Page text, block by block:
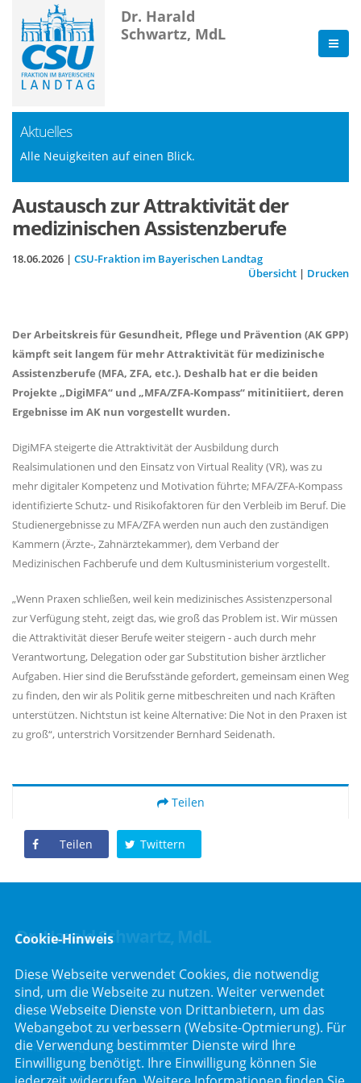
Dr. Harald
Schwartz, MdL
Aktuelles
Alle Neuigkeiten auf einen Blick.
Austausch zur Attraktivität der
medizinischen Assistenzberufe
18.06.2026 | CSU-Fraktion im Bayerischen Landtag
Übersicht | Drucken
Der Arbeitskreis für Gesundheit, Pflege und Prävention (AK GPP)
kämpft seit langem für mehr Attraktivität für medizinische
Assistenzberufe (MFA, ZFA, etc.). Deshalb hat er die beiden
Projekte
DigiMFA“ undMFA/ZFA-Kompass“ mitinitiiert, deren
Ergebnisse im AK nun vorgestellt wurden.
DigiMFAsteigerte die Attraktivität der Ausbildung durch
Realsimulationen und den Einsatz von Virtual Reality (VR), was zu
mehr digitaler Kompetenz und Motivation führte; MFA/ZFA-Kompass
identifizierte Schutz- und Risikofaktoren für den Verbleib im Beruf. Die
Studienergebnisse zu MFA/ZFA werden nun auch den zuständigen
Kammern (Ärzte-, Zahnärztekammer), dem Verband der
Medizinischen Fachberufe und dem Kultusministerium vorgestellt.
Wenn Praxen schließen, weil kein medizinisches Assistenzpersonal
zur Verfügung steht, zeigt das, wie groß das Problem ist. Wir müssen
die Attraktivität dieser Berufe weiter steigern - auch durch mehr
Verantwortung, Delegation oder gar Substitution bisher ärztlicher
Aufgaben. Hier sind die Berufsstände gefordert, gemeinsam einen Weg
zu finden, den wir als Politik gerne mitbeschreiten und nach Kräften
unterstützen. Nichtstun ist keine Alternative: Die Not in den Praxen ist
zu groß“, unterstrich Vorsitzender Bernhard Seidenath.
Teilen
Teilen Twittern
Dr. Harald Schwartz, MdL
Bayreuther Straße 6
92237 Sulzbach-Rosenberg
Telefon :+49 (9661) 9065865
Telefax : +49 (9661) 9065866
E-Mail :info@harald-schwartz.de
Cookie-Hinweis
Diese Webseite verwendet Cookies, die notwendig
sind, um die Webseite zu nutzen. Weiter verwendet
diese Webseite Dienste von Drittanbietern, um das
Webangebot zu verbessern (Website-Optmierung). Für
die Verwendung bestimmter Dienste wird Ihre
Einwilligung benötigt. Ihre Einwilligung können Sie